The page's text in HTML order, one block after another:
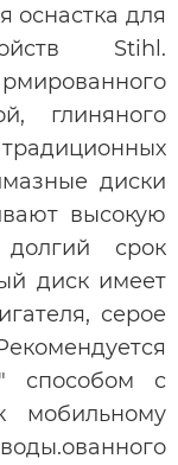
для
Stihl.
глиняного
диски
высокую
долгий срок
диск имеет
серое
способом с
мобильному